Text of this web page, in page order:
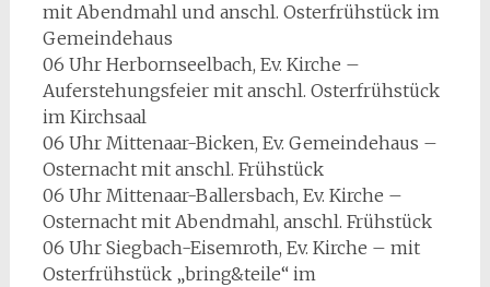
mit Abendmahl und anschl. Osterfrühstück im
Gemeindehaus
06 Uhr Herbornseelbach, Ev. Kirche –
Auferstehungsfeier mit anschl. Osterfrühstück
im Kirchsaal
06 Uhr Mittenaar-Bicken, Ev. Gemeindehaus –
Osternacht mit anschl. Frühstück
06 Uhr Mittenaar-Ballersbach, Ev. Kirche –
Osternacht mit Abendmahl, anschl. Frühstück
06 Uhr Siegbach-Eisemroth, Ev. Kirche – mit
Osterfrühstück „bring&teile“ im